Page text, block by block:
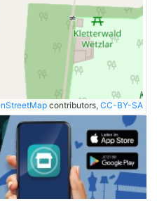
contributors, CC-BY-SA